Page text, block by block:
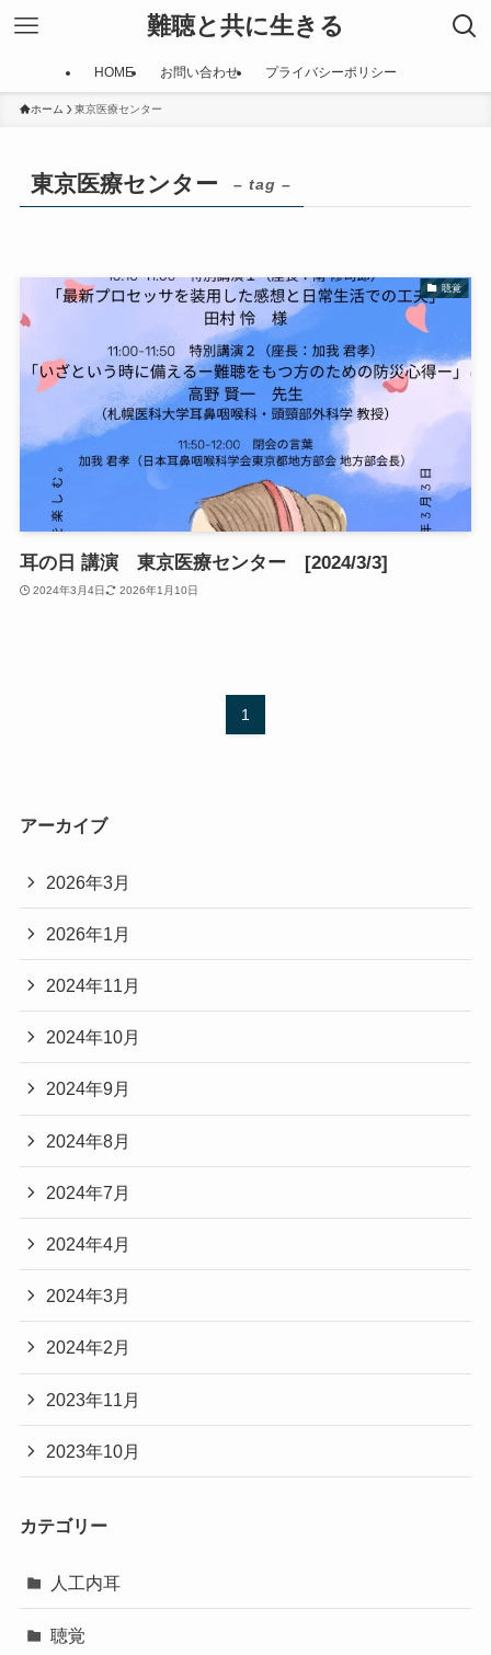
難聴と共に生きる
HOME お問い合わせ プライバシーポリシー
ホーム 東京医療センター
東京医療センター – tag –
聴覚
耳の日 講演 東京医療センター [2024/3/3]
2024年3月4日 2026年1月10日
1
アーカイブ
2026年3月
2026年1月
2024年11月
2024年10月
2024年9月
2024年8月
2024年7月
2024年4月
2024年3月
2024年2月
2023年11月
2023年10月
カテゴリー
人工内耳
聴覚